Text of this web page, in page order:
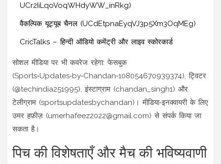
UCr2IiLqoVoqWHdyWW_inRkg)
वैकल्पिक यूट्यूब चैनल (UCdEtpnaEyqVJ3p5Xm3OqMEg)
CricTalks – हिन्दी ऑडियो कमेंट्री और लाइव स्कोरकार्ड
सोशल मीडिया पर भी कवरेज रहेगा: फेसबुक
(Sports‑Updates‑by‑Chandan‑108054670939374), ट्विटर
(@techindia251995), इंस्टाग्राम (chandan_singh1) और
टेलीग्राम (sportsupdatesbychandan)। मीडिया‑इनक्वायरी के लिए
उमर हफ़ीज़ (umerhafeez2022@gmail.com) से संपर्क किया जा
सकता है।
पिच की विशेषताएँ और मैच की भविष्यवाणी